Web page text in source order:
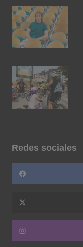
Redes sociales